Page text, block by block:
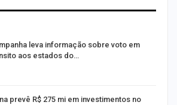
leva informação sobre voto em
aos estados do…
prevê R$ 275 mi em investimentos no